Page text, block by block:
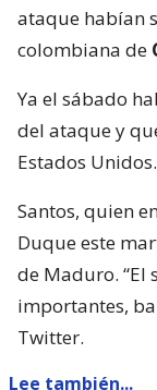
ataque habían
colombiana de
Ya el sábado
del ataque y
Estados Unidos.
Santos, quien
Duque este
de Maduro. “El
importantes,
Twitter.
Lee también...